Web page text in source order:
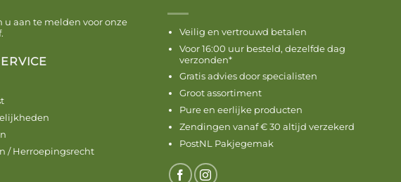
u aan te melden voor onze
/ Herroepingsrecht
Veilig en vertrouwd betalen
Voor 16:00 uur besteld, dezelfde dag
verzonden*
Gratis advies door specialisten
Groot assortiment
Pure en eerlijke producten
Zendingen vanaf € 30 altijd verzekerd
PostNL Pakjegemak